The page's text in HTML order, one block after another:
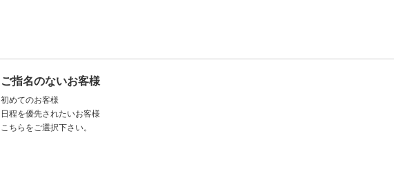
ご指名のないお客様
初めてのお客様
日程を優先されたいお客様
こちらをご選択下さい。